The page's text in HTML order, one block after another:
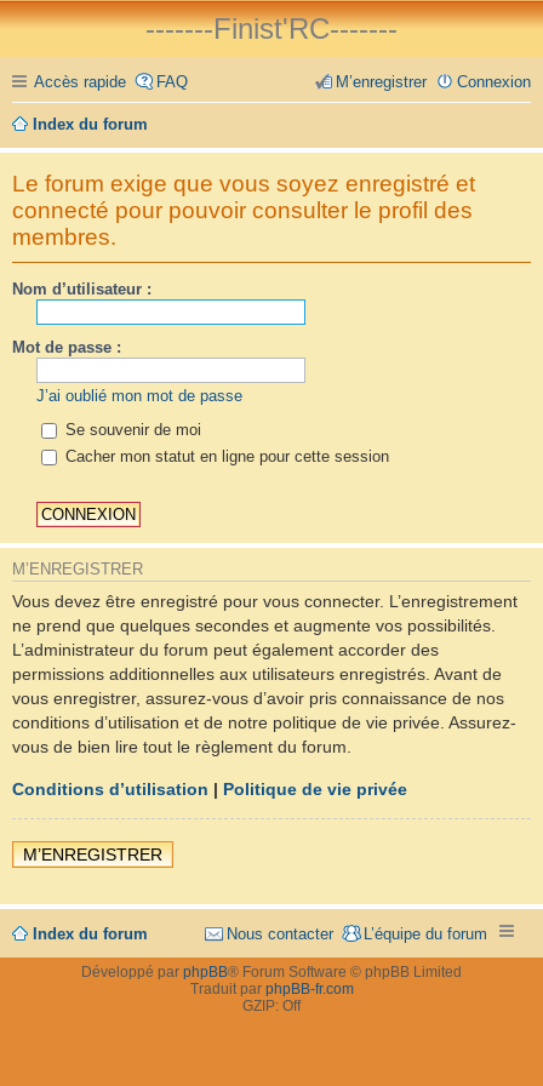
-------Finist'RC-------
Accès rapide FAQ Connexion
M’enregistrer
Index du forum
Le forum exige que vous soyez enregistré et
connecté pour pouvoir consulter le profil des
membres.
Nom d’utilisateur :
Mot de passe :
J’ai oublié mon mot de passe
Se souvenir de moi
Cacher mon statut en ligne pour cette session
M’ENREGISTRER
Vous devez être enregistré pour vous connecter. L’enregistrement
ne prend que quelques secondes et augmente vos possibilités.
L’administrateur du forum peut également accorder des
permissions additionnelles aux utilisateurs enregistrés. Avant de
vous enregistrer, assurez-vous d’avoir pris connaissance de nos
conditions d’utilisation et de notre politique de vie privée. Assurez-
vous de bien lire tout le règlement du forum.
Conditions d’utilisation | Politique de vie privée
M’ENREGISTRER
Index du forum L’équipe du forum
Nous contacter
Développé par phpBB® Forum Software © phpBB Limited
Traduit par phpBB-fr.com
GZIP: Off